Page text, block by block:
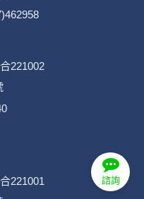
諮詢
221002
221001